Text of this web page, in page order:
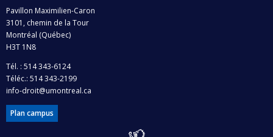
Pavillon Maximilien-Caron
3101, chemin de la Tour
Montréal (Québec)
H3T 1N8
Tél. : 514 343-6124
Téléc.: 514 343-2199
info-droit@umontreal.ca
Plan campus